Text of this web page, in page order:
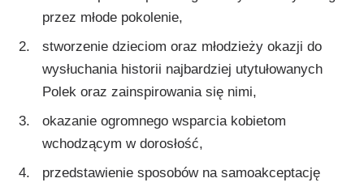
przez młode pokolenie,
stworzenie dzieciom oraz młodzieży okazji do
wysłuchania historii najbardziej utytułowanych
Polek oraz zainspirowania się nimi,
okazanie ogromnego wsparcia kobietom
wchodzącym w dorosłość,
przedstawienie sposobów na samoakceptację